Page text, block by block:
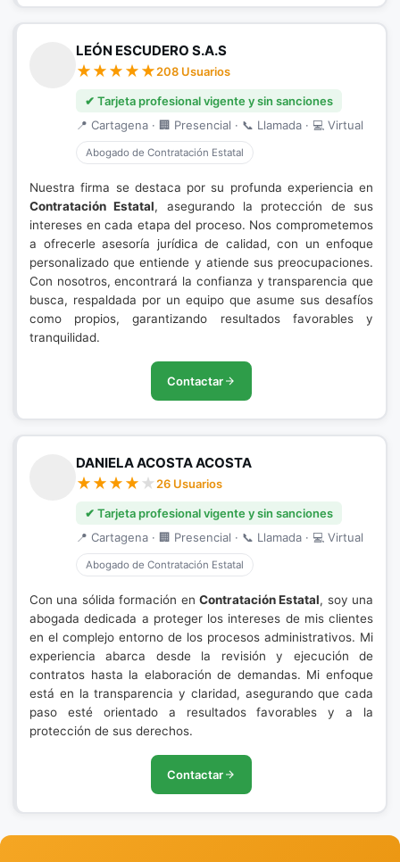
LEÓN ESCUDERO S.A.S
208 Usuarios
✔ Tarjeta profesional vigente y sin sanciones
📍 Cartagena · 🏢 Presencial · 📞 Llamada · 💻 Virtual
Abogado de Contratación Estatal
Nuestra firma se destaca por su profunda experiencia en
Contratación Estatal, asegurando la protección de sus
intereses en cada etapa del proceso. Nos comprometemos
a ofrecerle asesoría jurídica de calidad, con un enfoque
personalizado que entiende y atiende sus preocupaciones.
Con nosotros, encontrará la confianza y transparencia que
busca, respaldada por un equipo que asume sus desafíos
como propios, garantizando resultados favorables y
tranquilidad.
Contactar
DANIELA ACOSTA ACOSTA
26 Usuarios
✔ Tarjeta profesional vigente y sin sanciones
📍 Cartagena · 🏢 Presencial · 📞 Llamada · 💻 Virtual
Abogado de Contratación Estatal
Con una sólida formación en Contratación Estatal, soy una
abogada dedicada a proteger los intereses de mis clientes
en el complejo entorno de los procesos administrativos. Mi
experiencia abarca desde la revisión y ejecución de
contratos hasta la elaboración de demandas. Mi enfoque
está en la transparencia y claridad, asegurando que cada
paso esté orientado a resultados favorables y a la
protección de sus derechos.
Contactar